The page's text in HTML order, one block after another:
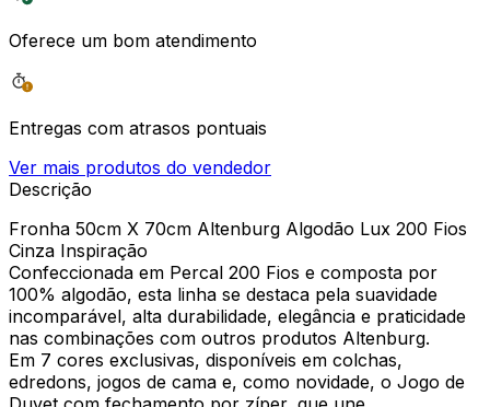
Oferece um bom atendimento
Entregas com atrasos pontuais
Ver mais produtos do vendedor
Descrição
Fronha 50cm X 70cm Altenburg Algodão Lux 200 Fios
Cinza Inspiração
Confeccionada em Percal 200 Fios e composta por
100% algodão, esta linha se destaca pela suavidade
incomparável, alta durabilidade, elegância e praticidade
nas combinações com outros produtos Altenburg.
Em 7 cores exclusivas, disponíveis em colchas,
edredons, jogos de cama e, como novidade, o Jogo de